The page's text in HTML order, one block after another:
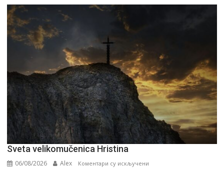
Svеta vеlikоmučеnica Hristina
06/08/2026 Alex Коментари су искључени